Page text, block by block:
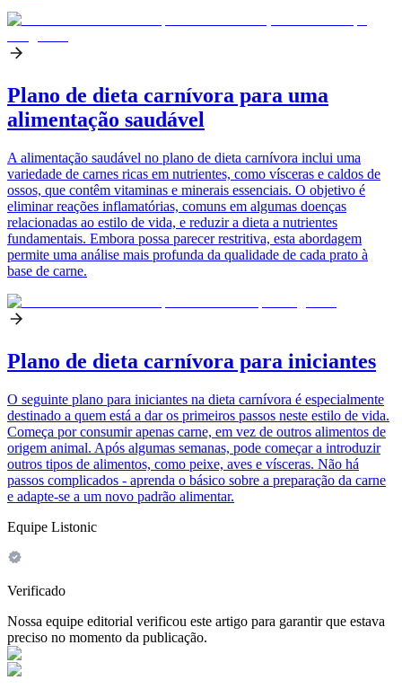
Plano de dieta carnívora para uma
alimentação saudável
A alimentação saudável no plano de dieta carnívora inclui uma
variedade de carnes ricas em nutrientes, como vísceras e caldos de
ossos, que contêm vitaminas e minerais essenciais. O objetivo é
eliminar reações inflamatórias, comuns em algumas doenças
relacionadas ao estilo de vida, e reduzir a dieta a nutrientes
fundamentais. Embora possa parecer restritiva, esta abordagem
permite uma análise mais profunda da qualidade de cada prato à
base de carne.
Plano de dieta carnívora para iniciantes
O seguinte plano para iniciantes na dieta carnívora é especialmente
destinado a quem está a dar os primeiros passos neste estilo de vida.
Começa por consumir apenas carne, em vez de outros alimentos de
origem animal. Após algumas semanas, pode começar a introduzir
outros tipos de alimentos, como peixe, aves e vísceras. Não há
passos complicados - aprenda o básico sobre a preparação da carne
e adapte-se a um novo padrão alimentar.
Equipe Listonic
Verificado
Nossa equipe editorial verificou este artigo para garantir que estava
preciso no momento da publicação.